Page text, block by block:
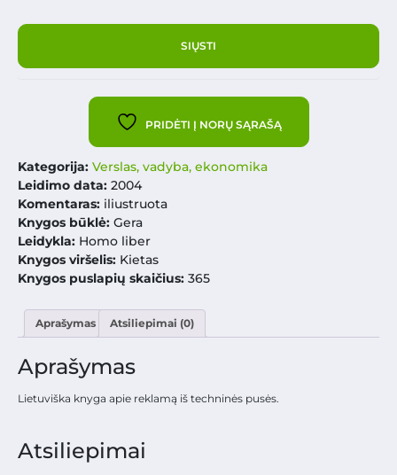
PRIDĖTI Į NORŲ SĄRAŠĄ
Kategorija: Verslas, vadyba, ekonomika
Leidimo data: 2004
Komentaras: iliustruota
Knygos būklė: Gera
Leidykla: Homo liber
Knygos viršelis: Kietas
Knygos puslapių skaičius: 365
Aprašymas Atsiliepimai (0)
Aprašymas
Lietuviška knyga apie reklamą iš techninės pusės.
Atsiliepimai